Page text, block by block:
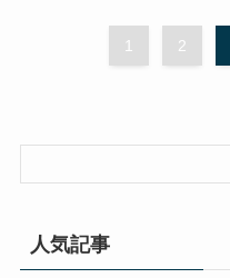
1 2
人気記事